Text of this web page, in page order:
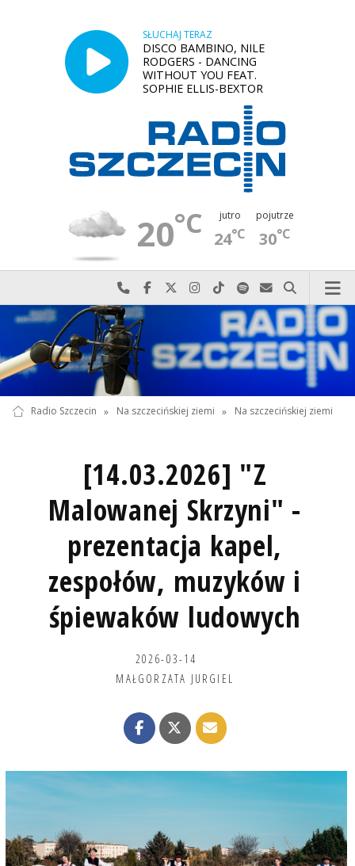
SŁUCHAJ TERAZ
DISCO BAMBINO, NILE
RODGERS - DANCING
WITHOUT YOU FEAT.
SOPHIE ELLIS-BEXTOR
20°C jutro
24°C
pojutrze
30°C
Najlepiej po prostu do nas zadzwoń
Odwiedź nas na Facebook-u
Odwiedź nas na X
Odwiedź nas na Instagram-ie
Odwiedź nas na TikTok-u
Szukaj nas na Spotify
Wyślij do nas
Szukaj
Radio Szczecin » Na szczecińskiej ziemi » Na szczecińskiej ziemi
[14.03.2026] "Z
Malowanej Skrzyni" -
prezentacja kapel,
zespołów, muzyków i
śpiewaków ludowych
2026-03-14
MAŁGORZATA JURGIEL